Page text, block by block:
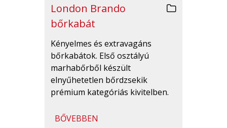
London Brando
bőrkabát
Kényelmes és extravagáns
bőrkabátok. Első osztályú
marhabőrből készült
elnyűhetetlen bőrdzsekik
prémium kategóriás kivitelben.
BŐVEBBEN